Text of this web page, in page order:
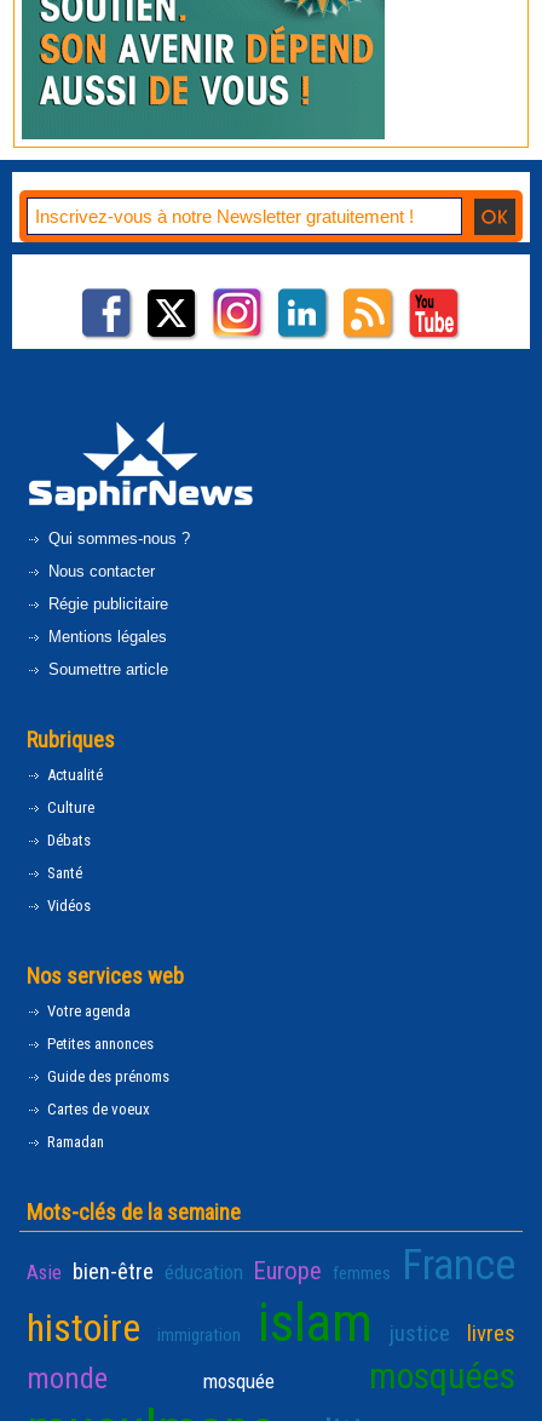
Qui sommes-nous ?
Nous contacter
Régie publicitaire
Mentions légales
Soumettre article
Rubriques
Actualité
Culture
Débats
Santé
Vidéos
Nos services web
Votre agenda
Petites annonces
Guide des prénoms
Cartes de voeux
Ramadan
Mots-clés de la semaine
Asie bien-être éducation Europe femmes France
histoire immigration islam justice livres
monde mosquée mosquées